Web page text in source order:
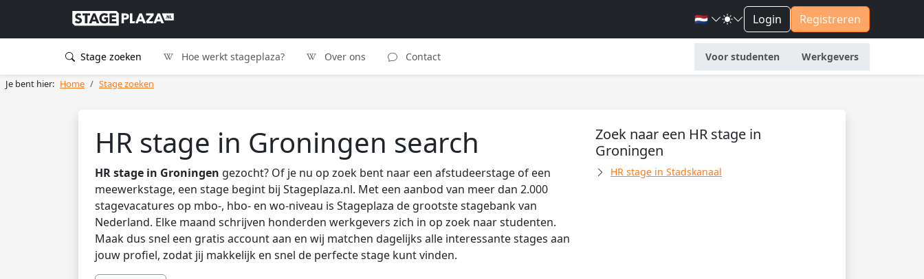
🇳🇱 Login Registreren
Stage zoeken Hoe werkt stageplaza? Over ons Contact Voor studenten Werkgevers
Je bent hier: Home Stage zoeken
HR stage in Groningen search
HR stage in Groningen gezocht? Of je nu op zoek bent naar een afstudeerstage of een
meewerkstage, een stage begint bij Stageplaza.nl. Met een aanbod van meer dan 2.000
stagevacatures op mbo-, hbo- en wo-niveau is Stageplaza de grootste stagebank van
Nederland. Elke maand schrijven honderden werkgevers zich in op zoek naar studenten.
Maak dus snel een gratis account aan en wij matchen dagelijks alle interessante stages aan
jouw profiel, zodat jij makkelijk en snel de perfecte stage kunt vinden.
Zoek naar een HR stage in
Groningen
HR stage in Stadskanaal